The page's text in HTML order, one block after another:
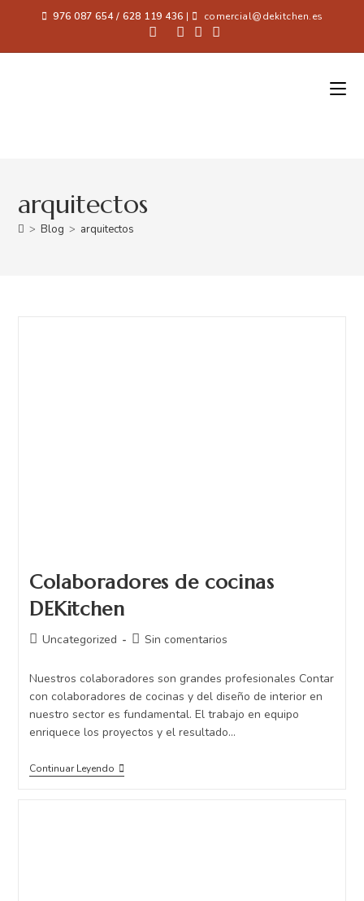
976 087 654 / 628 119 436 | comercial@dekitchen.es
arquitectos
> Blog > arquitectos
Colaboradores de cocinas
DEKitchen
Uncategorized Sin comentarios
Nuestros colaboradores son grandes profesionales Contar
con colaboradores de cocinas y del diseño de interior en
nuestro sector es fundamental. El trabajo en equipo
enriquece los proyectos y el resultado…
Continuar Leyendo